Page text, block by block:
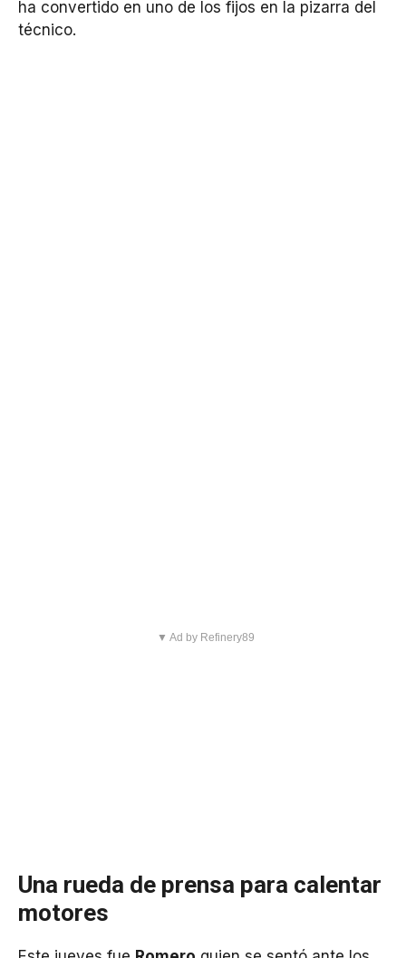
ha convertido en uno de los fijos en la pizarra del
técnico.
▼ Ad by Refinery89
Una rueda de prensa para calentar
motores